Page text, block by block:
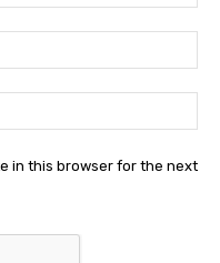
in this browser for the next